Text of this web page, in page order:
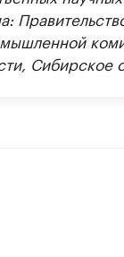
Сибирское